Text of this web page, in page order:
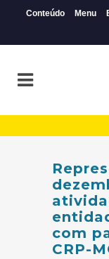
Conteúdo Menu
com
CRP-